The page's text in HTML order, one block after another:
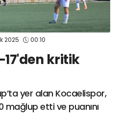
2025 00:10
kritik
yer alan Kocaelispor,
mağlup etti ve puanını
Galeri
info@spor41.com